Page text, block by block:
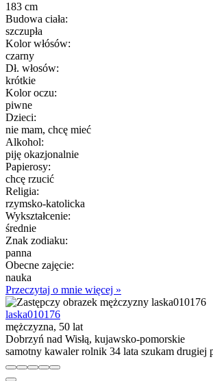
183 cm
Budowa ciała:
szczupła
Kolor włósów:
czarny
Dł. włosów:
krótkie
Kolor oczu:
piwne
Dzieci:
nie mam, chcę mieć
Alkohol:
piję okazjonalnie
Papierosy:
chcę rzucić
Religia:
rzymsko-katolicka
Wykształcenie:
średnie
Znak zodiaku:
panna
Obecne zajęcie:
nauka
Przeczytaj o mnie więcej »
laska010176
mężczyzna, 50 lat
Dobrzyń nad Wisłą, kujawsko-pomorskie
samotny kawaler rolnik 34 lata szukam drugiej